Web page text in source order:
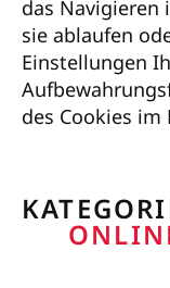
das Navigieren
sie ablaufen
Einstellungen
des Cookies